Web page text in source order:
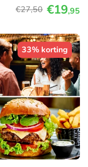
€27,50 €19,95
33% korting